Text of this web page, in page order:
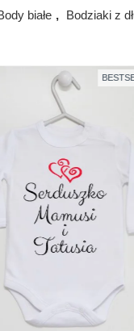
białe , Bodziaki z